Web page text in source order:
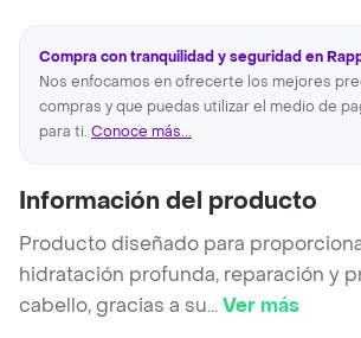
Compra con tranquilidad y seguridad en
Nos enfocamos en ofrecerte los mejores
compras y que puedas utilizar el medio de
para ti. Conoce más...
Información del producto
Producto diseñado para
hidratación profunda, reparación y
cabello, gracias a su...Ver más